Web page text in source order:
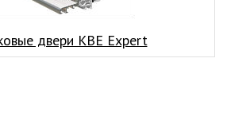
двери КВЕ Expert